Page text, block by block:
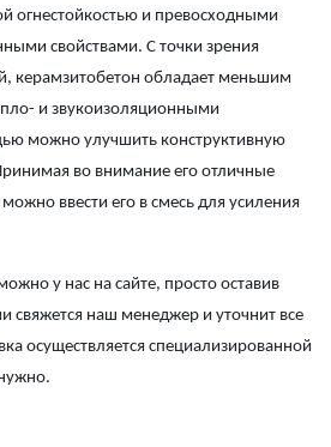
огнестойкостью и превосходными
свойствами. С точки зрения
керамзитобетон обладает меньшим
и звукоизоляционными
можно улучшить конструктивную
во внимание его отличные
ввести его в смесь для усиления
у нас на сайте, просто оставив
свяжется наш менеджер и уточнит все
осуществляется специализированной